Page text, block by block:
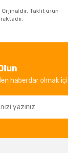
Orjinaldir. Taklit ürün
haberdar olmak